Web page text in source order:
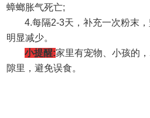
蟑螂胀气死亡;
4.每隔2-3天，补充一次粉末
明显减少。
小提醒:家里有宠物、小孩的
隙里，避免误食。